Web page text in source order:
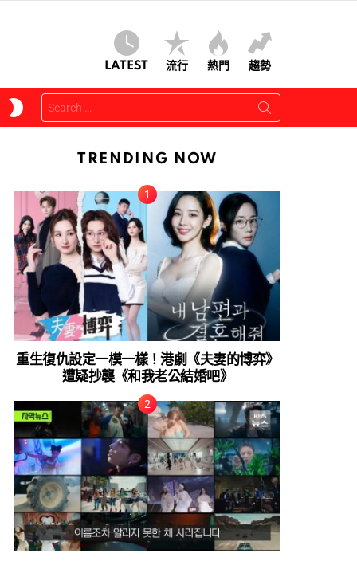
LATEST 流行 熱門 趨勢
SKIN
Search
for:
TRENDING NOW
重生復仇設定一模一樣！港劇《夫妻的博弈》
遭疑抄襲《和我老公結婚吧》